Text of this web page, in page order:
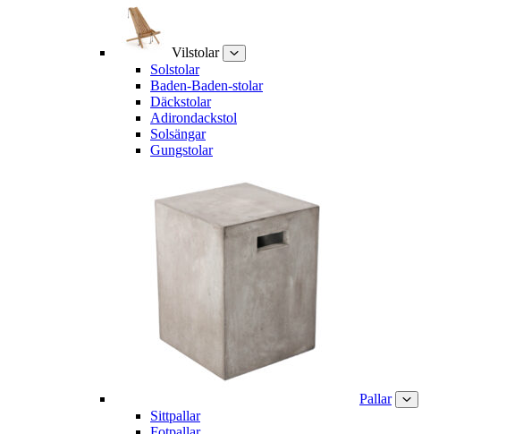
Vilstolar
Solstolar
Baden-Baden-stolar
Däckstolar
Adirondackstol
Solsängar
Gungstolar
Pallar
Sittpallar